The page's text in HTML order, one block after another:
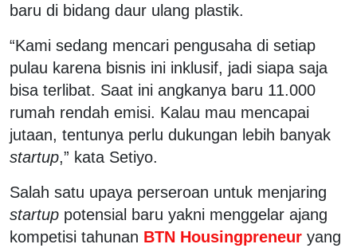
baru di bidang daur ulang plastik.
“Kami sedang mencari pengusaha di setiap
pulau karena bisnis ini inklusif, jadi siapa saja
bisa terlibat. Saat ini angkanya baru 11.000
rumah rendah emisi. Kalau mau mencapai
jutaan, tentunya perlu dukungan lebih banyak
startup,” kata Setiyo.
Salah satu upaya perseroan untuk menjaring
startup potensial baru yakni menggelar ajang
kompetisi tahunan BTN Housingpreneur yang